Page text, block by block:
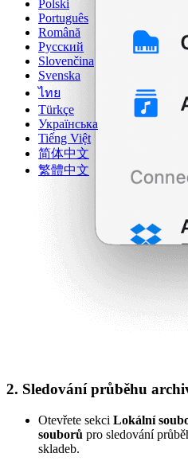
Polski
Português
Română
Русский
Slovenčina
Svenska
ไทย
Türkçe
Українська
Tiếng Việt
简体中文
繁體中文
2. Sledování průběhu
Otevřete sekci Lokální
souborů pro sledování
skladeb.